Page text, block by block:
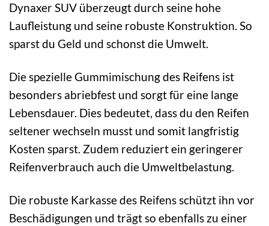
Dynaxer SUV überzeugt durch seine hohe
Laufleistung und seine robuste Konstruktion. So
sparst du Geld und schonst die Umwelt.
Die spezielle Gummimischung des Reifens ist
besonders abriebfest und sorgt für eine lange
Lebensdauer. Dies bedeutet, dass du den Reifen
seltener wechseln musst und somit langfristig
Kosten sparst. Zudem reduziert ein geringerer
Reifenverbrauch auch die Umweltbelastung.
Die robuste Karkasse des Reifens schützt ihn vor
Beschädigungen und trägt so ebenfalls zu einer